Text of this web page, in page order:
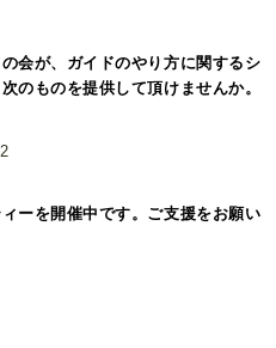
会が、ガイドのやり方に関するシ
のものを提供して頂けませんか。
ーを開催中です。ご支援をお願い